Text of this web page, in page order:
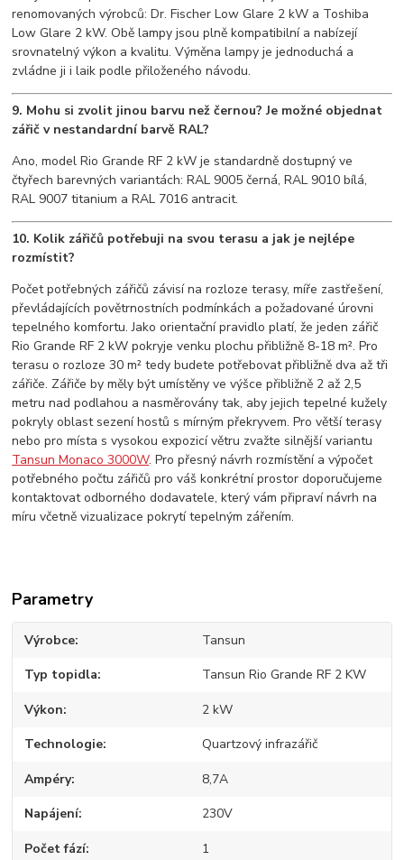
renomovaných výrobců: Dr. Fischer Low Glare 2 kW a Toshiba
Low Glare 2 kW. Obě lampy jsou plně kompatibilní a nabízejí
srovnatelný výkon a kvalitu. Výměna lampy je jednoduchá a
zvládne ji i laik podle přiloženého návodu.
9. Mohu si zvolit jinou barvu než černou? Je možné objednat
zářič v nestandardní barvě RAL?
Ano, model Rio Grande RF 2 kW je standardně dostupný ve
čtyřech barevných variantách: RAL 9005 černá, RAL 9010 bílá,
RAL 9007 titanium a RAL 7016 antracit.
10. Kolik zářičů potřebuji na svou terasu a jak je nejlépe
rozmístit?
Počet potřebných zářičů závisí na rozloze terasy, míře zastřešení,
převládajících povětrnostních podmínkách a požadované úrovni
tepelného komfortu. Jako orientační pravidlo platí, že jeden zářič
Rio Grande RF 2 kW pokryje venku plochu přibližně 8-18 m². Pro
terasu o rozloze 30 m² tedy budete potřebovat přibližně dva až tři
zářiče. Zářiče by měly být umístěny ve výšce přibližně 2 až 2,5
metru nad podlahou a nasměrovány tak, aby jejich tepelné kužely
pokryly oblast sezení hostů s mírným překryvem. Pro větší terasy
nebo pro místa s vysokou expozicí větru zvažte silnější variantu
Tansun Monaco 3000W. Pro přesný návrh rozmístění a výpočet
potřebného počtu zářičů pro váš konkrétní prostor doporučujeme
kontaktovat odborného dodavatele, který vám připraví návrh na
míru včetně vizualizace pokrytí tepelným zářením.
Parametry
Výrobce Tansun
Typ topidla Tansun Rio Grande RF 2 KW
Výkon 2 kW
Technologie Quartzový infrazářič
Ampéry 8,7A
Napájení 230V
Počet fází 1